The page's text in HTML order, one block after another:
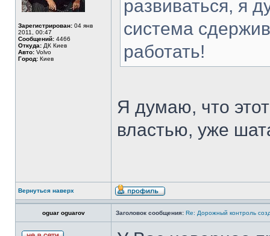
Зарегистрирован: 04 янв
2011, 00:47
Сообщений: 4466
Откуда: ДК Киев
Авто: Volvo
Город: Киев
развиваться, я
система
работать!
Я думаю, что
властью, уже
Вернуться наверх
oguar oguarov Заголовок сообщения: Re: Дорожный контроль